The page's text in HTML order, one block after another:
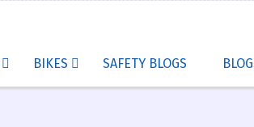
BIKES SAFETY BLOGS